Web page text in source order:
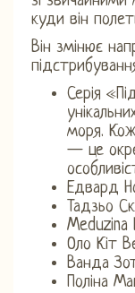
куди він
Він змінює
Серія
моря.
— це
Едвард
Тадзьо
Meduzina
Оло Кіт
Ванда
Поліна